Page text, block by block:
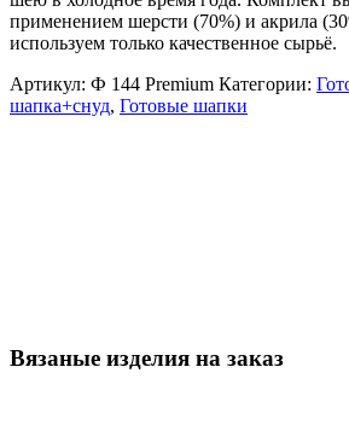
применением шерсти (70%) и акрила
используем только качественное сырьё.
Артикул: Ф 144 Premium Категории:
шапка+снуд, Готовые шапки
Вязаные изделия на заказ